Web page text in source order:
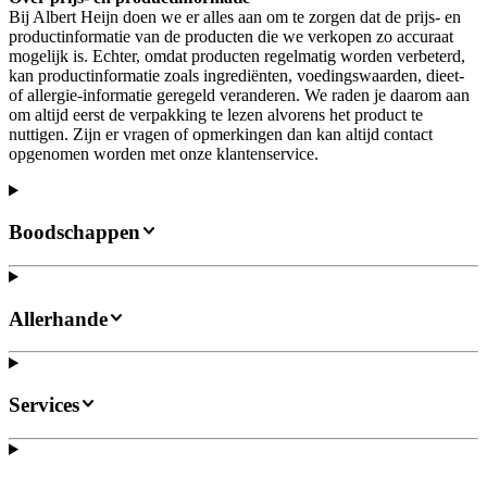
Bij Albert Heijn doen we er alles aan om te zorgen dat de prijs- en
productinformatie van de producten die we verkopen zo accuraat
mogelijk is. Echter, omdat producten regelmatig worden verbeterd,
kan productinformatie zoals ingrediënten, voedingswaarden, dieet-
of allergie-informatie geregeld veranderen. We raden je daarom aan
om altijd eerst de verpakking te lezen alvorens het product te
nuttigen. Zijn er vragen of opmerkingen dan kan altijd contact
opgenomen worden met onze klantenservice.
Boodschappen
Allerhande
Services